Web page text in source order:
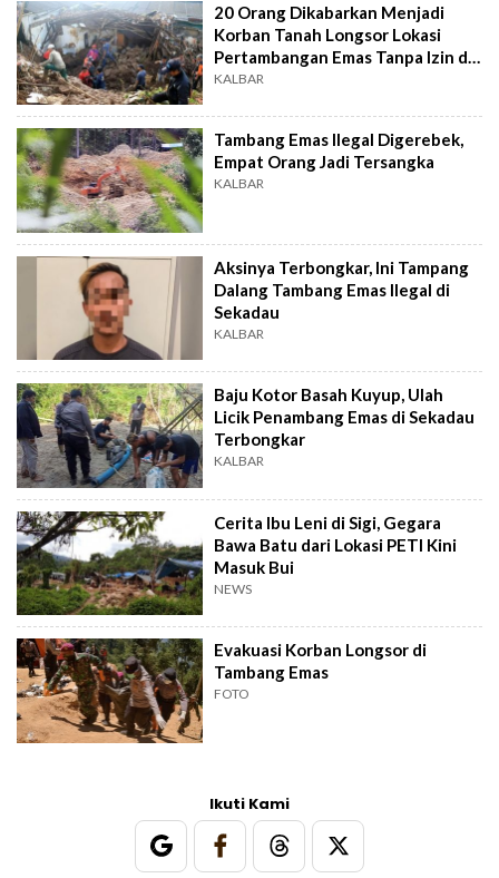
20 Orang Dikabarkan Menjadi
Korban Tanah Longsor Lokasi
Pertambangan Emas Tanpa Izin di
Bengkayang
KALBAR
Tambang Emas Ilegal Digerebek,
Empat Orang Jadi Tersangka
KALBAR
Aksinya Terbongkar, Ini Tampang
Dalang Tambang Emas Ilegal di
Sekadau
KALBAR
Baju Kotor Basah Kuyup, Ulah
Licik Penambang Emas di Sekadau
Terbongkar
KALBAR
Cerita Ibu Leni di Sigi, Gegara
Bawa Batu dari Lokasi PETI Kini
Masuk Bui
NEWS
Evakuasi Korban Longsor di
Tambang Emas
FOTO
Ikuti Kami